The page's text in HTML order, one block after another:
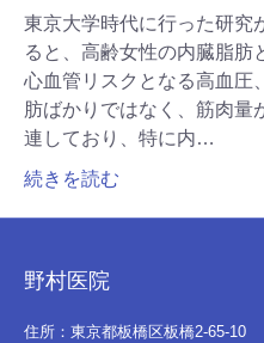
東京大学時代に行った研究
ると、高齢女性の内臓脂肪
心血管リスクとなる高血圧
肪ばかりではなく、筋肉量
連しており、特に内…
続きを読む
野村医院
住所：東京都板橋区板橋2-65-10